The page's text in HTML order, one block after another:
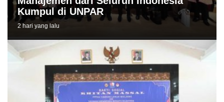
Kumpul di UNPAR
2 hari yang lalu